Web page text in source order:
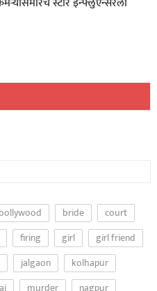
bollywood bride
court
firing girl
girl friend
jalgaon
kolhapur